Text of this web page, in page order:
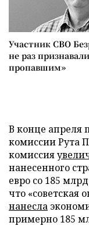
Участник СВО
не раз
пропавшим»
В конце апреля
комиссии Рута
комиссия
нанесенного
евро со 185
что «советская
нанесла
примерно 185